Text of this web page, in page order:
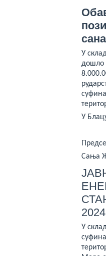
У
дошло
У
Сања
У